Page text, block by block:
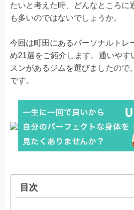
たいと考えた時、どんなところに
も多いのではないでしょうか。
今回は町田にあるパーソナルトレ
め21選をご紹介します。通いやす
スンがあるジムを選びましたので
です。
目次